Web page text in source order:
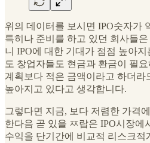
위의 데이터를 보시면 IPO숫자가
특히나 준비를 하고 있던 회사들
니 IPO에 대한 기대가 점점 높아
도 창업자들도 현금과 환금이 필
계획보다 적은 금액이라고 하더라
높아지고 있다고 생각합니다.
그렇다면 지금, 보다 저렴한 가격
한다음 곧 있을 ㅉ랍은 IPO시장에
수익을 단기간에 비교적 리스크